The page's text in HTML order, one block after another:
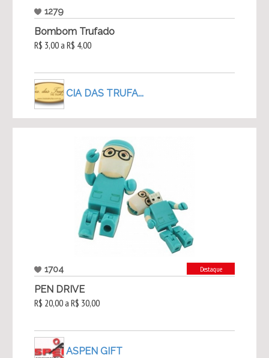
1279
Bombom Trufado
R$ 3,00 a R$ 4,00
CIA DAS TRUFA...
1704 Destaque
PEN DRIVE
R$ 20,00 a R$ 30,00
ASPEN GIFT